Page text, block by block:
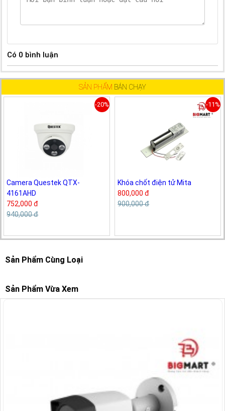
Có 0 bình luận
SẢN PHẨM BÁN CHẠY
-20%
Camera Questek QTX-
4161AHD
752,000 đ
940,000 đ
-11%
Khóa chốt điện tử Mita
800,000 đ
900,000 đ
Sản Phẩm Cùng Loại
Sản Phẩm Vừa Xem